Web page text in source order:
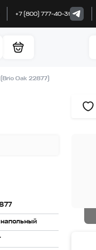
+7 (800) 777-40-31
Oak 22877)